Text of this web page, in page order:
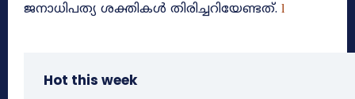
ജനാധിപത്യ ശക്തികൾ തിരിച്ചറിയേണ്ടത്. l
Hot this week